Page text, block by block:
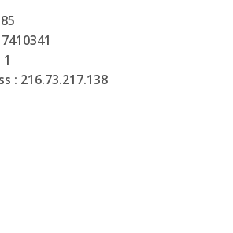
: 216.73.217.138